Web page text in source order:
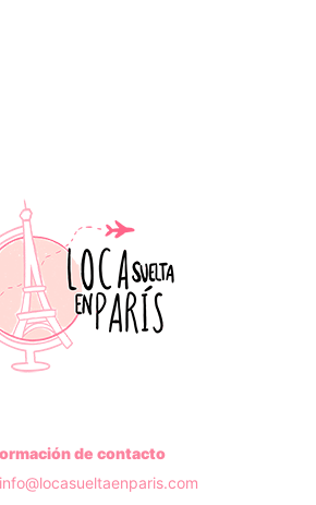
de contacto
info@locasueltaenparis.com